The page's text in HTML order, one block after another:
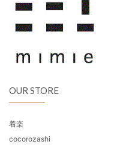
OUR STORE
着楽
cocorozashi